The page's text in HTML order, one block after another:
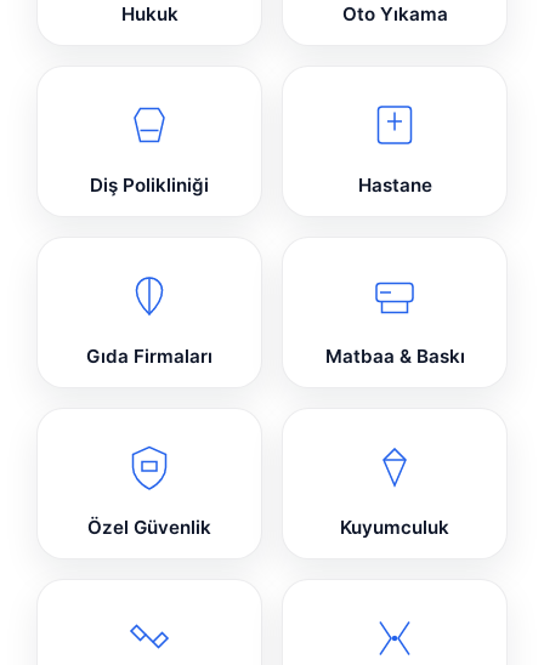
Hukuk Oto Yıkama
Diş Polikliniği Hastane
Gıda Firmaları Matbaa & Baskı
Özel Güvenlik Kuyumculuk